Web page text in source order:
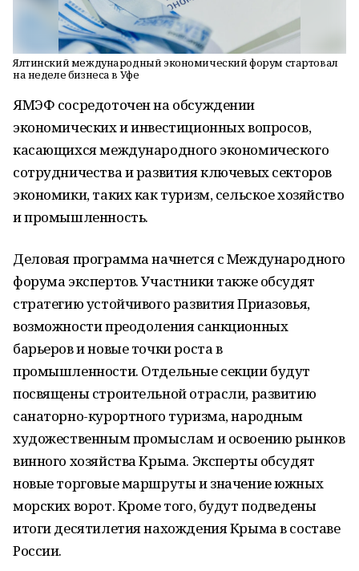
Ялтинский международный экономический форум стартовал
на неделе бизнеса в Уфе
ЯМЭФ сосредоточен на обсуждении
экономических и инвестиционных вопросов,
касающихся международного экономического
сотрудничества и развития ключевых секторов
экономики, таких как туризм, сельское хозяйство
и промышленность.
Деловая программа начнется с Международного
форума экспертов. Участники также обсудят
стратегию устойчивого развития Приазовья,
возможности преодоления санкционных
барьеров и новые точки роста в
промышленности. Отдельные секции будут
посвящены строительной отрасли, развитию
санаторно-курортного туризма, народным
художественным промыслам и освоению рынков
винного хозяйства Крыма. Эксперты обсудят
новые торговые маршруты и значение южных
морских ворот. Кроме того, будут подведены
итоги десятилетия нахождения Крыма в составе
России.